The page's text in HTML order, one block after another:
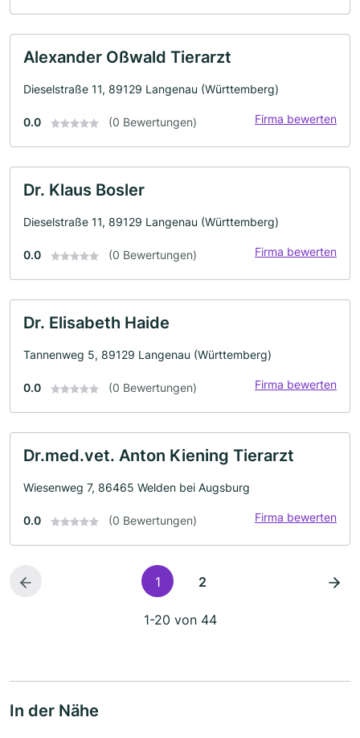
Alexander Oßwald Tierarzt
Dieselstraße 11, 89129 Langenau (Württemberg)
0.0 (0 Bewertungen) Firma bewerten
Dr. Klaus Bosler
Dieselstraße 11, 89129 Langenau (Württemberg)
0.0 (0 Bewertungen) Firma bewerten
Dr. Elisabeth Haide
Tannenweg 5, 89129 Langenau (Württemberg)
0.0 (0 Bewertungen) Firma bewerten
Dr.med.vet. Anton Kiening Tierarzt
Wiesenweg 7, 86465 Welden bei Augsburg
0.0 (0 Bewertungen) Firma bewerten
1 2
1-20 von 44
In der Nähe